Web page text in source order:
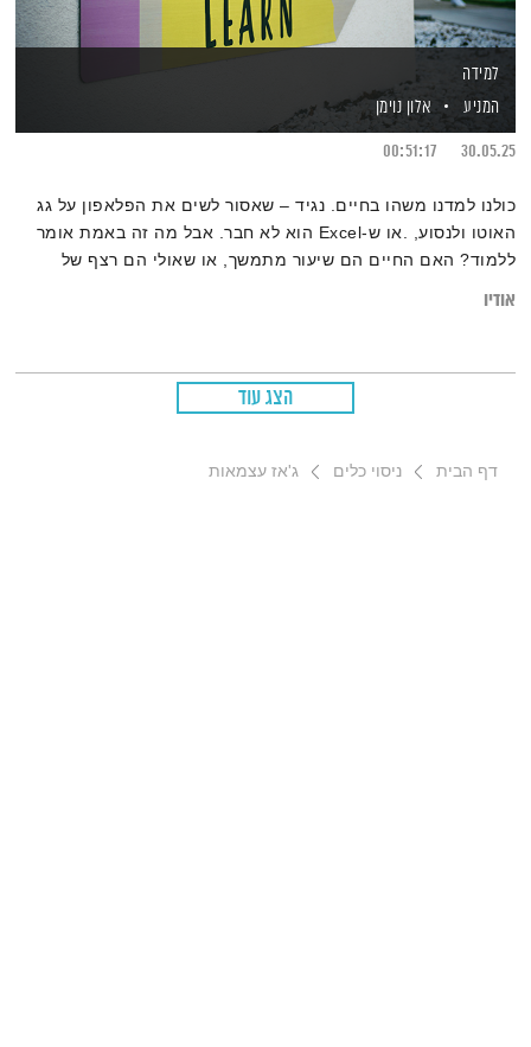
למידה
המניע
אלון נוימן
30.05.25
00:51:17
כולנו למדנו משהו בחיים. נגיד – שאסור לשים את הפלאפון על גג
האוטו ולנסוע, .או ש-Excel הוא לא חבר. אבל מה זה באמת אומר
ללמוד? האם החיים הם שיעור מתמשך, או שאולי הם רצף של
אודיו
הצג עוד
דף הבית ניסוי כלים ג'אז עצמאות